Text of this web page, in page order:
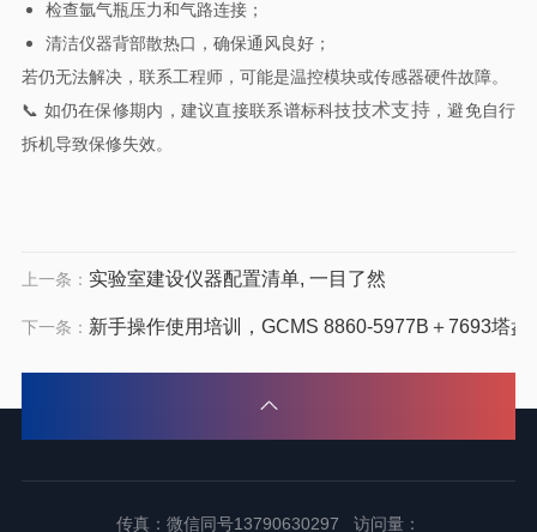
检查氩气瓶压力和气路连接；
清洁仪器背部散热口，确保通风良好；
若仍无法解决，联系工程师，可能是温控模块或传感器硬件故障。
📞 如仍在保修期内，建议直接联系谱标科技技术支持，避免自行
拆机导致保修失效。
上一条： 实验室建设仪器配置清单, 一目了然
下一条： 新手操作使用培训，GCMS 8860-5977B＋7693塔盘
传真：微信同号13790630297 访问量：